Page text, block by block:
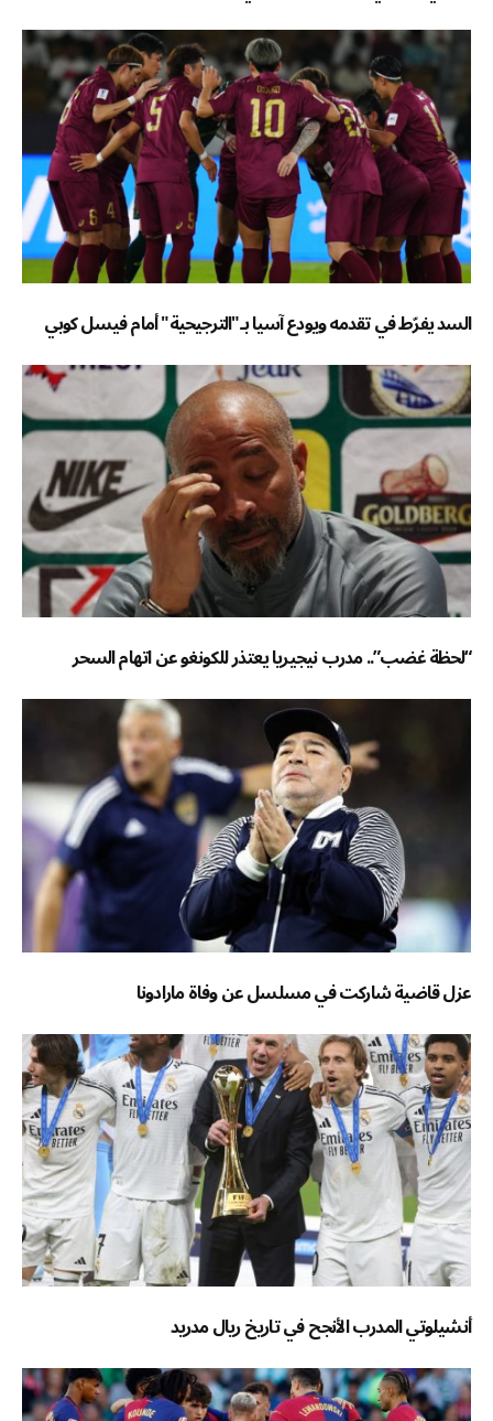
السد يفرّط في تقدمه ويودع آسيا بـ"الترجيحية" أمام فيسل كوبي
“لحظة غضب”.. مدرب نيجيريا يعتذر للكونغو عن اتهام السحر
عزل قاضية شاركت في مسلسل عن وفاة مارادونا
أنشيلوتي المدرب الأنجح في تاريخ ريال مدريد